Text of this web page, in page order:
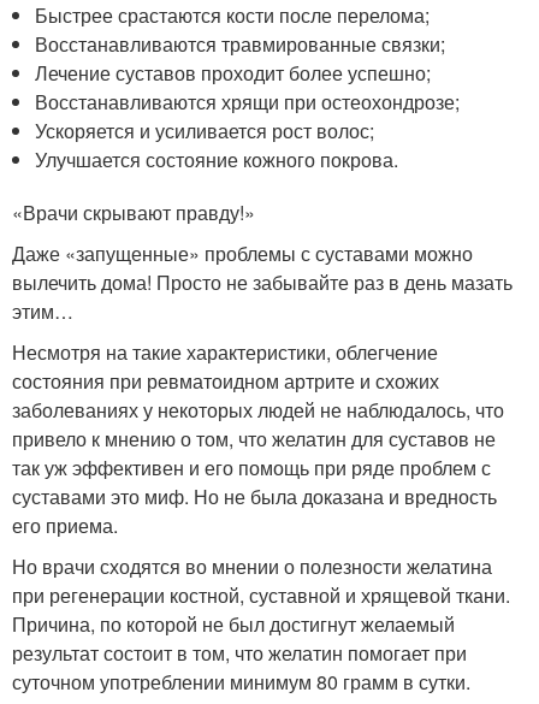
Быстрее срастаются кости после перелома;
Восстанавливаются травмированные связки;
Лечение суставов проходит более успешно;
Восстанавливаются хрящи при остеохондрозе;
Ускоряется и усиливается рост волос;
Улучшается состояние кожного покрова.
«Врачи скрывают правду!»
Даже «запущенные» проблемы с суставами можно
вылечить дома! Просто не забывайте раз в день мазать
этим…
Несмотря на такие характеристики, облегчение
состояния при ревматоидном артрите и схожих
заболеваниях у некоторых людей не наблюдалось, что
привело к мнению о том, что желатин для суставов не
так уж эффективен и его помощь при ряде проблем с
суставами это миф. Но не была доказана и вредность
его приема.
Но врачи сходятся во мнении о полезности желатина
при регенерации костной, суставной и хрящевой ткани.
Причина, по которой не был достигнут желаемый
результат состоит в том, что желатин помогает при
суточном употреблении минимум 80 грамм в сутки.